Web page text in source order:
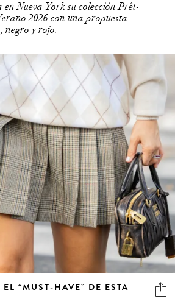
Nueva York su colección Prêt-
2026 con una propuesta
negro y rojo.
“MUST-HAVE” DE ESTA